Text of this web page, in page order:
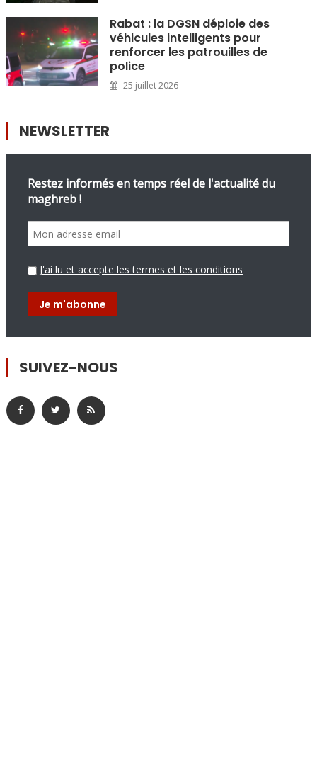
Rabat : la DGSN déploie des
véhicules intelligents pour
renforcer les patrouilles de
police
25 juillet 2026
NEWSLETTER
Restez informés en temps réel de l'actualité du
maghreb !
J'ai lu et accepte les termes et les conditions
SUIVEZ-NOUS